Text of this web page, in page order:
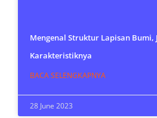
Mengenal Struktur Lapisan Bumi,
Karakteristiknya
BACA SELENGKAPNYA
28 June 2023